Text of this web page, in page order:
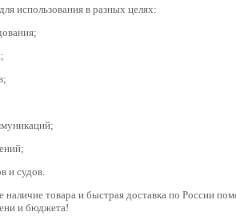
использования в разных целях:
и судов.
товара и быстрая доставка по России
и бюджета!